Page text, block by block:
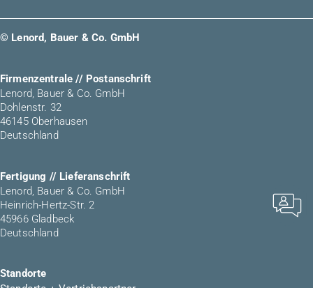
© Lenord, Bauer & Co. GmbH
Firmenzentrale // Postanschrift
Lenord, Bauer & Co. GmbH
Dohlenstr. 32
46145 Oberhausen
Deutschland
Fertigung // Lieferanschrift
Lenord, Bauer & Co. GmbH
Heinrich-Hertz-Str. 2
45966 Gladbeck
Deutschland
Standorte